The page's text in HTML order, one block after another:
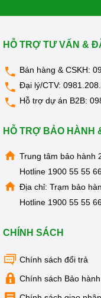
KANGAROO
TRÌNH
DỊCH
VỤ
KINH
HAY
GIỚI
THIỆU
HỖ TRỢ TƯ VẤN &
Bán hàng & CSKH:
Đại lý/CTV:
Hỗ trợ dự án B2B:
HỖ TRỢ BẢO HÀNH
Trung tâm bảo hành
Hotline 1900 55 55
Địa chỉ: Trạm bảo
Hotline 1900 55 55
CHÍNH SÁCH
Chính sách đổi trả
Chính sách Bảo hành